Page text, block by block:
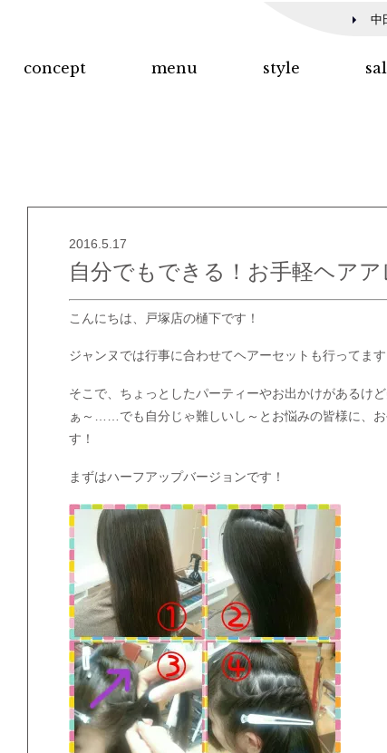
concept menu style
中
2016.5.17
自分でもできる！お手軽ヘアア
こんにちは、戸塚店の樋下です！
ジャンヌでは行事に合わせてヘアーセットも行ってます
そこで、ちょっとしたパーティーやお出かけがあるけ
ぁ～……でも自分じゃ難しいし～とお悩みの皆様に、
す！
まずはハーフアップバージョンです！